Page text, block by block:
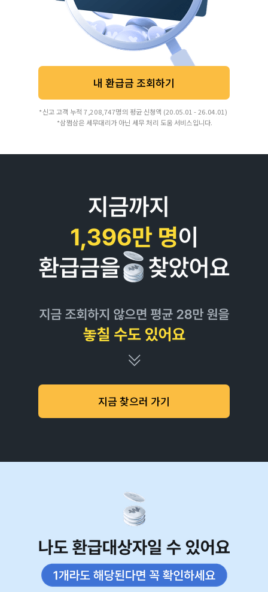
지금 찾으러 가기
내 환급금 조회하기
*신고 고객 누적 7,208,747명의 평균 신청액 (20.05.01 - 26.04.01)
*삼쩜삼은 세무대리가 아닌 세무 처리 도움 서비스입니다.